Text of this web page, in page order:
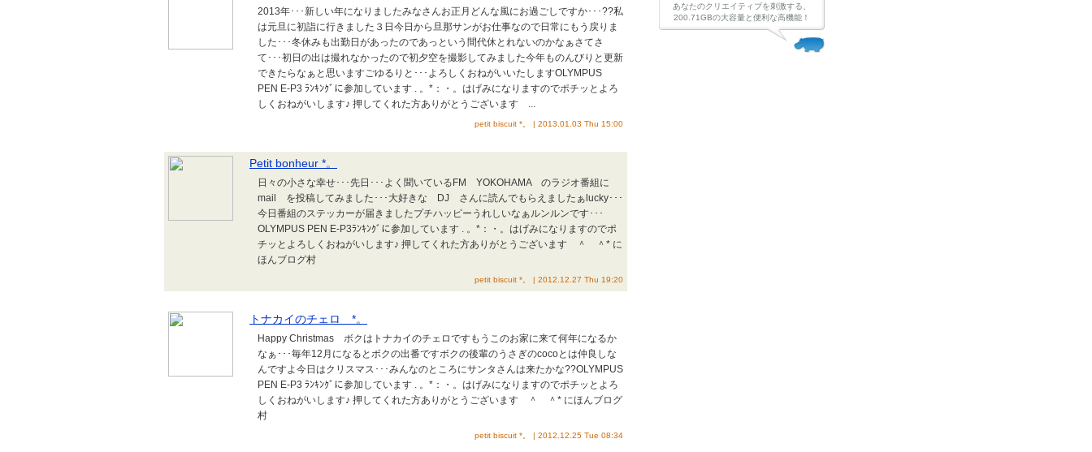
2013年･･･新しい年になりましたみなさんお正月どんな風にお過ごしですか･･･??私
は元旦に初詣に行きました３日今日から旦那サンがお仕事なので日常にもう戻りま
した･･･冬休みも出勤日があったのであっという間代休とれないのかなぁさてさ
て･･･初日の出は撮れなかったので初夕空を撮影してみました今年ものんびりと更新
できたらなぁと思いますごゆるりと･･･よろしくおねがいいたしますOLYMPUS
PEN E-P3 ﾗﾝｷﾝｸﾞに参加しています . 。*：・。はげみになりますのでポチッとよろ
しくおねがいします♪ 押してくれた方ありがとうございます ...
petit biscuit *。 | 2013.01.03 Thu 15:00
Petit bonheur *。
日々の小さな幸せ･･･先日･･･よく聞いているFM YOKOHAMA のラジオ番組に
mail を投稿してみました･･･大好きな DJ さんに読んでもらえましたぁlucky･･･
今日番組のステッカーが届きましたプチハッピーうれしいなぁルンルンです･･･
OLYMPUS PEN E-P3ﾗﾝｷﾝｸﾞに参加しています . 。*：・。はげみになりますのでポ
チッとよろしくおねがいします♪ 押してくれた方ありがとうございます ＾ ＾* に
ほんブログ村
petit biscuit *。 | 2012.12.27 Thu 19:20
トナカイのチェロ *。
Happy Christmas ボクはトナカイのチェロですもうこのお家に来て何年になるか
なぁ･･･毎年12月になるとボクの出番ですボクの後輩のうさぎのcocoとは仲良しな
んですよ今日はクリスマス･･･みんなのところにサンタさんは来たかな??OLYMPUS
PEN E-P3 ﾗﾝｷﾝｸﾞに参加しています . 。*：・。はげみになりますのでポチッとよろ
しくおねがいします♪ 押してくれた方ありがとうございます ＾ ＾* にほんブログ
村
petit biscuit *。 | 2012.12.25 Tue 08:34
あなたのクリエイティブを刺激する、
200.71GBの大容量と便利な高機能！